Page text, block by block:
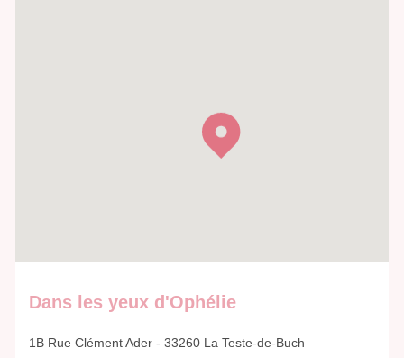
Dans les yeux d'Ophélie
1B Rue Clément Ader - 33260 La Teste-de-Buch